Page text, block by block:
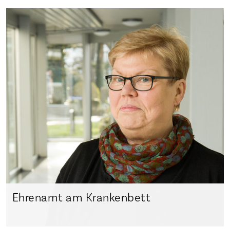
Ehrenamt am Krankenbett
Die Freien Kliniken
Veranstaltungen